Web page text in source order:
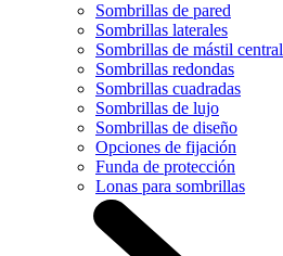
Sombrillas de pared
Sombrillas laterales
Sombrillas de mástil central
Sombrillas redondas
Sombrillas cuadradas
Sombrillas de lujo
Sombrillas de diseño
Opciones de fijación
Funda de protección
Lonas para sombrillas